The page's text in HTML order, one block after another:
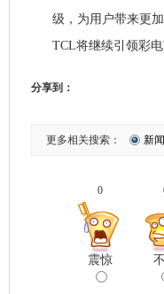
级，为用户带来更
TCL将继续引领彩
分享到：
更多相关搜索： 新闻
0
震惊